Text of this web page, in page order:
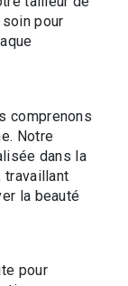
pour
comprenons
Notre
dans la
travaillant
la beauté
pour